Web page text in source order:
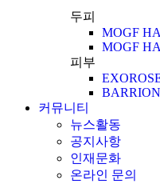
두피
MOGF
MOGF
피부
커뮤니티
뉴스활동
공지사항
인재문화
온라인 문의